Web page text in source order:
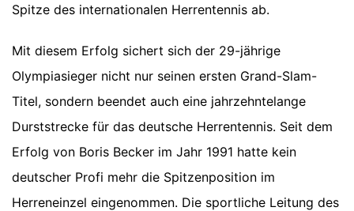
Spitze des internationalen Herrentennis ab.
Mit diesem Erfolg sichert sich der 29-jährige
Olympiasieger nicht nur seinen ersten Grand-Slam-
Titel, sondern beendet auch eine jahrzehntelange
Durststrecke für das deutsche Herrentennis. Seit dem
Erfolg von Boris Becker im Jahr 1991 hatte kein
deutscher Profi mehr die Spitzenposition im
Herreneinzel eingenommen. Die sportliche Leitung des